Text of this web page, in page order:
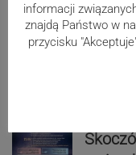
Jan
Noc
informacji
znajdą Państwo w
przycisku